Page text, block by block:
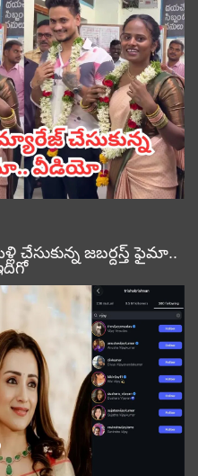
చేసుకున్న జబర్దస్త్ ఫైమా..